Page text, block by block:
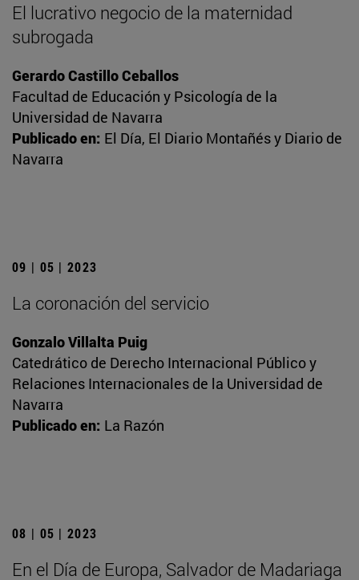
El lucrativo negocio de la maternidad
subrogada
Gerardo Castillo Ceballos
Facultad de Educación y Psicología de la
Universidad de Navarra
Publicado en: El Día, El Diario Montañés y Diario de
Navarra
09 | 05 | 2023
La coronación del servicio
Gonzalo Villalta Puig
Catedrático de Derecho Internacional Público y
Relaciones Internacionales de la Universidad de
Navarra
Publicado en: La Razón
08 | 05 | 2023
En el Día de Europa, Salvador de Madariaga